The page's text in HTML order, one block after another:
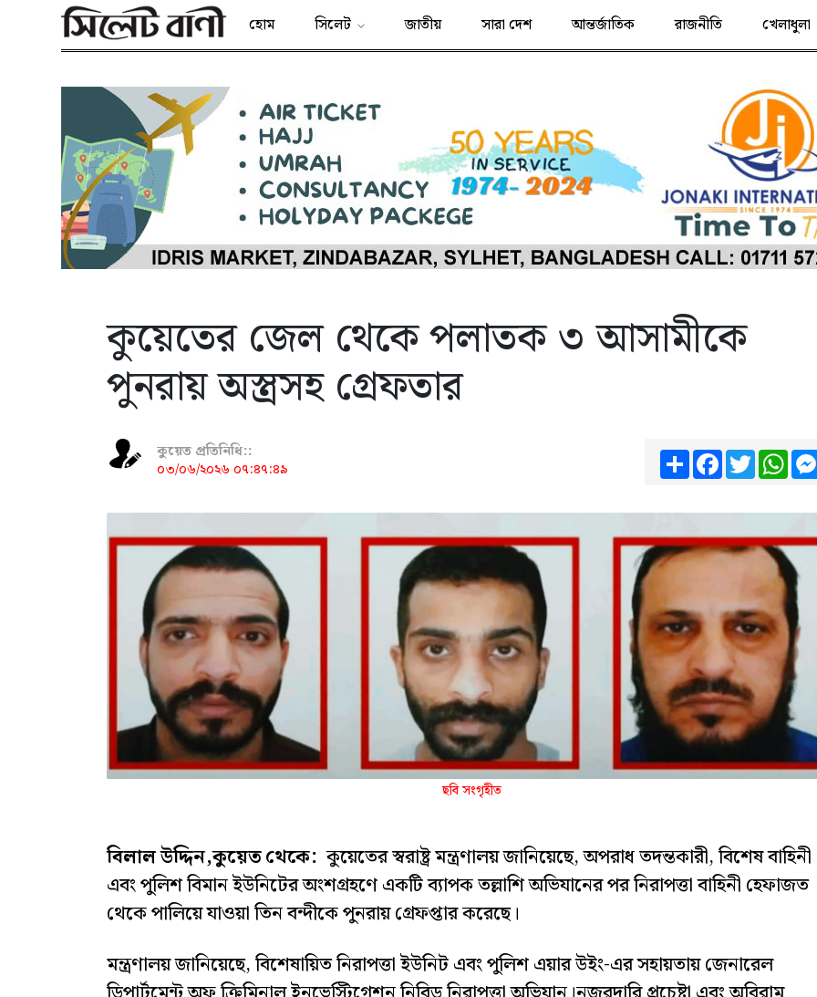
হোম সিলেট জাতীয় সারা দেশ আন্তর্জাতিক রাজনীতি খেলাধুলা
কুয়েতের জেল থেকে পলাতক ৩ আসামীকে
পুনরায় অস্ত্রসহ গ্রেফতার
কুয়েত প্রতিনিধি::
০৩/০৬/২০২৬ ০৭:৪৭:৪৯
ShareFacebook
Twitter
ছবি সংগৃহীত
বিলাল উদ্দিন,কুয়েত থেকে:কুয়েতের স্বরাষ্ট্র মন্ত্রণালয় জানিয়েছে, অপরাধ তদন্তকারী, বিশেষ বাহিনী
এবং পুলিশ বিমান ইউনিটের অংশগ্রহণে একটি ব্যাপক তল্লাশি অভিযানের পর নিরাপত্তা বাহিনী হেফাজত
থেকে পালিয়ে যাওয়া তিন বন্দীকে পুনরায় গ্রেফপ্তার করেছে।
মন্ত্রণালয় জানিয়েছে, বিশেষায়িত নিরাপত্তা ইউনিট এবং পুলিশ এয়ার উইং-এর সহায়তায় জেনারেল